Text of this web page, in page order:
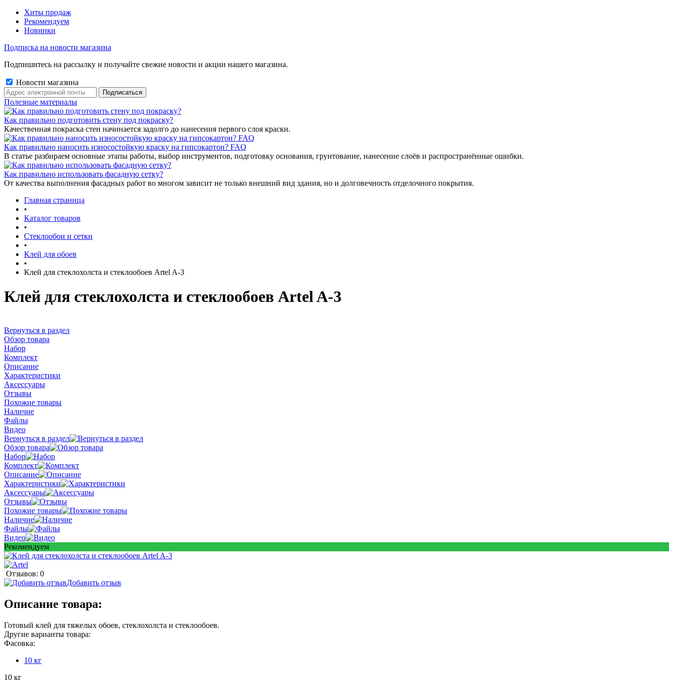
Хиты продаж
Рекомендуем
Новинки
Подписка на новости магазина
Подпишитесь на рассылку и получайте свежие новости и акции нашего магазина.
Новости магазина
Полезные материалы
Как правильно подготовить стену под покраску?
Качественная покраска стен начинается задолго до нанесения первого слоя краски.
Как правильно наносить износостойкую краску на гипсокартон? FAQ
В статье разбираем основные этапы работы, выбор инструментов, подготовку основания, грунтование, нанесение слоёв и распространённые ошибки.
Как правильно использовать фасадную сетку?
От качества выполнения фасадных работ во многом зависит не только внешний вид здания, но и долговечность отделочного покрытия.
Главная страница
•
Каталог товаров
•
Стеклообои и сетки
•
Клей для обоев
•
Клей для стеклохолста и стеклообоев Artel A-3
Клей для стеклохолста и стеклообоев Artel A-3
Вернуться в раздел
Обзор товара
Набор
Комплект
Описание
Характеристики
Аксессуары
Отзывы
Похожие товары
Наличие
Файлы
Видео
Вернуться в раздел
Обзор товара
Набор
Комплект
Описание
Характеристики
Аксессуары
Отзывы
Похожие товары
Наличие
Файлы
Видео
Рекомендуем
Отзывов: 0
Добавить отзыв
Описание товара:
Готовый клей для тяжелых обоев, стеклохолста и стеклообоев.
Другие варианты товара:
Фасовка:
10 кг
10 кг